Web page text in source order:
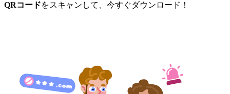
QRコードをスキャンして、今すぐダウンロード！